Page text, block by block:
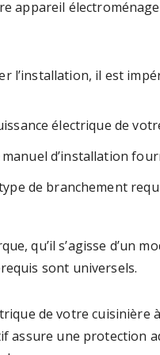
appareil
l’installation, il est
électrique de
d’installation
de branchement
qu’il s’agisse d’un
sont universels.
de votre
assure une protection